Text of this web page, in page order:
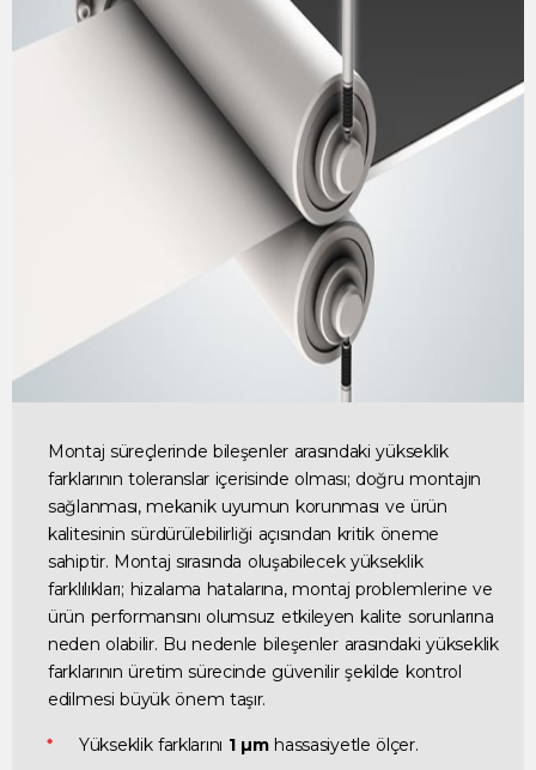
Montaj süreçlerinde bileşenler arasındaki yükseklik
farklarının toleranslar içerisinde olması; doğru montajın
sağlanması, mekanik uyumun korunması ve ürün
kalitesinin sürdürülebilirliği açısından kritik öneme
sahiptir. Montaj sırasında oluşabilecek yükseklik
farklılıkları; hizalama hatalarına, montaj problemlerine ve
ürün performansını olumsuz etkileyen kalite sorunlarına
neden olabilir. Bu nedenle bileşenler arasındaki yükseklik
farklarının üretim sürecinde güvenilir şekilde kontrol
edilmesi büyük önem taşır.
Yükseklik farklarını 1 µmhassasiyetle ölçer.